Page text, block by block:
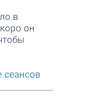
в
он
сеансов